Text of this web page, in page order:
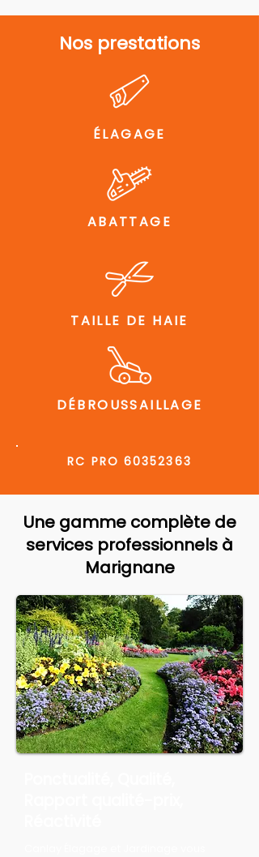
Nos prestations
ÉLAGAGE
ABATTAGE
TAILLE DE HAIE
DÉBROUSSAILLAGE
RC PRO 60352363
Une gamme complète de
services professionnels à
Marignane